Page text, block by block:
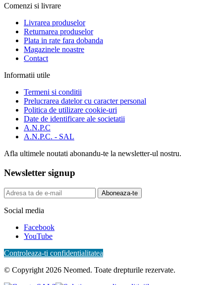
Comenzi si livrare
Livrarea produselor
Returnarea produselor
Plata in rate fara dobanda
Magazinele noastre
Contact
Informatii utile
Termeni si conditii
Prelucrarea datelor cu caracter personal
Politica de utilizare cookie-uri
Date de identificare ale societatii
A.N.P.C
A.N.P.C. - SAL
Afla ultimele noutati abonandu-te la newsletter-ul nostru.
Newsletter signup
Aboneaza-te
Social media
Facebook
YouTube
Controleaza-ti confidentialitatea
© Copyright 2026 Neomed. Toate drepturile rezervate.